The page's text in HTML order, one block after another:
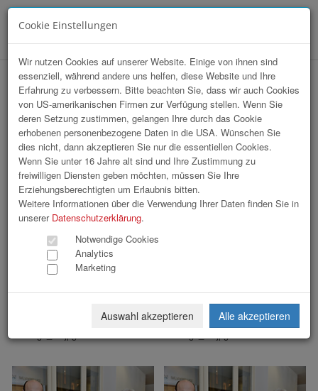
Array
hr-lounge Mitte zu Gast bei Sparkasse
OÖ
121 Bilder
« 1 2 3 4 »
Cookie Einstellungen
Wir nutzen Cookies auf unserer Website. Einige von ihnen sind
essenziell, während andere uns helfen, diese Website und Ihre
Erfahrung zu verbessern. Bitte beachten Sie, dass wir auch Cookies
von US-amerikanischen Firmen zur Verfügung stellen. Wenn Sie
deren Setzung zustimmen, gelangen Ihre durch das Cookie
erhobenen personenbezogene Daten in die USA. Wünschen Sie
dies nicht, dann akzeptieren Sie nur die essentiellen Cookies.
Wenn Sie unter 16 Jahre alt sind und Ihre Zustimmung zu
freiwilligen Diensten geben möchten, müssen Sie Ihre
Erziehungsberechtigten um Erlaubnis bitten.
Weitere Informationen über die Verwendung Ihrer Daten finden Sie in
unserer Datenschutzerklärung.
Notwendige Cookies
Analytics
Marketing
Auswahl akzeptieren Alle akzeptieren